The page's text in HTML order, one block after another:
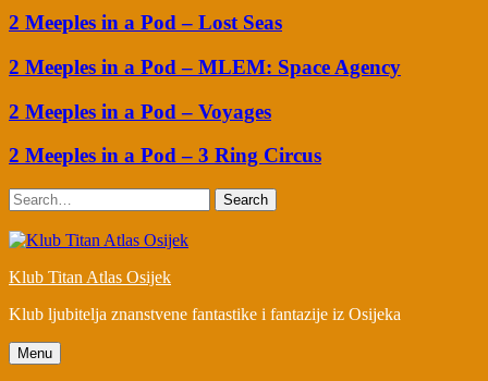
2 Meeples in a Pod – Lost Seas
2 Meeples in a Pod – MLEM: Space Agency
2 Meeples in a Pod – Voyages
2 Meeples in a Pod – 3 Ring Circus
Search
Klub Titan Atlas Osijek
Klub ljubitelja znanstvene fantastike i fantazije iz Osijeka
Menu